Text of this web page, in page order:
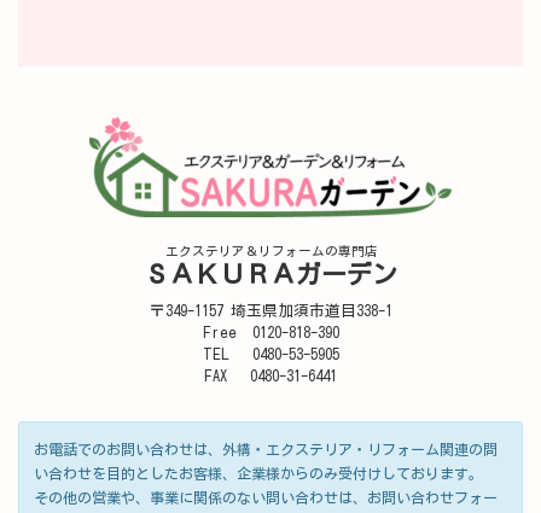
エクステリア＆リフォームの専門店
ＳＡＫＵＲＡガーデン
〒349-1157 埼玉県加須市道目338-1
Free 0120-818-390
TEL 0480-53-5905
FAX 0480-31-6441
お電話でのお問い合わせは、外構・エクステリア・リフォーム関連の問
い合わせを目的としたお客様、企業様からのみ受付けしております。
その他の営業や、事業に関係のない問い合わせは、お問い合わせフォー